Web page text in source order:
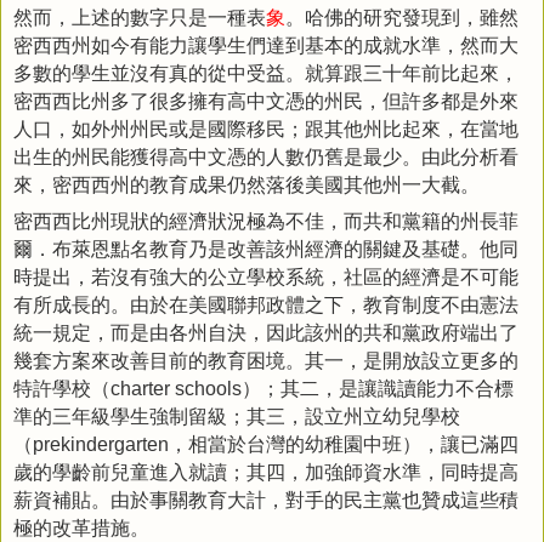
然而，上述的數字只是一種表象。哈佛的研究發現到，雖然
密西西州如今有能力讓學生們達到基本的成就水準，然而大
多數的學生並沒有真的從中受益。就算跟三十年前比起來，
密西西比州多了很多擁有高中文憑的州民，但許多都是外來
人口，如外州州民或是國際移民；跟其他州比起來，在當地
出生的州民能獲得高中文憑的人數仍舊是最少。由此分析看
來，密西西州的教育成果仍然落後美國其他州一大截。
密西西比州現狀的經濟狀況極為不佳，而共和黨籍的州長菲
爾．布萊恩點名教育乃是改善該州經濟的關鍵及基礎。他同
時提出，若沒有強大的公立學校系統，社區的經濟是不可能
有所成長的。由於在美國聯邦政體之下，教育制度不由憲法
統一規定，而是由各州自決，因此該州的共和黨政府端出了
幾套方案來改善目前的教育困境。其一，是開放設立更多的
特許學校（charter schools）；其二，是讓識讀能力不合標
準的三年級學生強制留級；其三，設立州立幼兒學校
（prekindergarten ，相當於台灣的幼稚園中班），讓已滿四
歲的學齡前兒童進入就讀；其四，加強師資水準，同時提高
薪資補貼。由於事關教育大計，對手的民主黨也贊成這些積
極的改革措施。